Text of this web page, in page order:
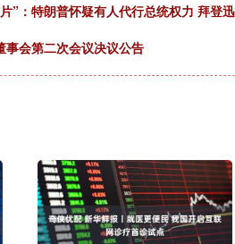
”：特朗普怀疑有人代行总统权力 拜登
事会第二次会议决议公告